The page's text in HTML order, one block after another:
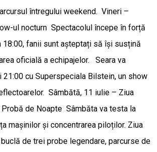
întregului weekend. ​Vineri –
ul nocturn ​Spectacolul începe în forță
18:00, fanii sunt așteptați să își susțină
oficială a echipajelor. Seara va
21:00 cu Superspeciala Bilstein, un show
​Sâmbătă, 11 iulie – Ziua
de Noapte ​Sâmbăta va testa la
mașinilor și concentrarea piloților. Ziua
de trei probe legendare, parcurse de